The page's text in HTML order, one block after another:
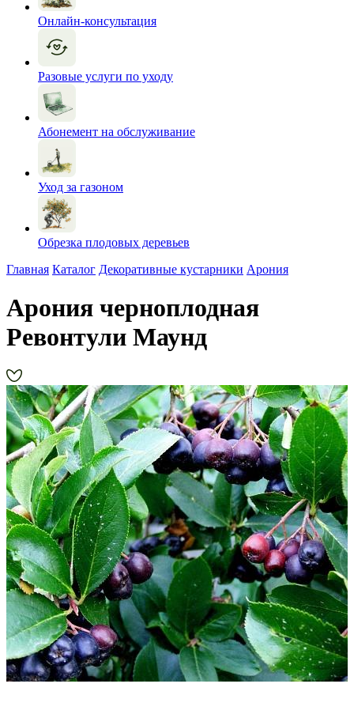
Онлайн-консультация
Разовые услуги по уходу
Абонемент на обслуживание
Уход за газоном
Обрезка плодовых деревьев
Главная Каталог Декоративные кустарники Арония
Арония черноплодная
Ревонтули Маунд